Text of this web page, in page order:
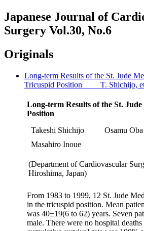
Japanese Journal of
Surgery Vol.30, No.6
Originals
Long-term Results of the St. Jude
Tricuspid Position T. Shichijo,
Long-term Results of the St.
Position
(Department of Cardiovascular
Hiroshima, Japan)
Takeshi Shichijo Osamu Oba
Masahiro Inoue
From 1983 to 1999, 12 St. Jude
in the tricuspid position. Mean
was 40±19(6 to 62) years. Seven
male. There were no hospital